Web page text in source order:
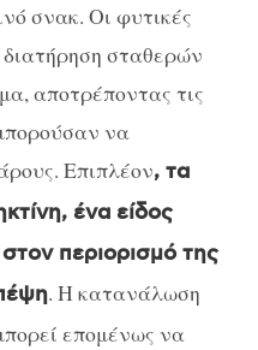
σνακ. Οι φυτικές
σταθερών
αποτρέποντας τις
να
Επιπλέον, τα
ένα είδος
περιορισμό της
. Η κατανάλωση
επομένως να